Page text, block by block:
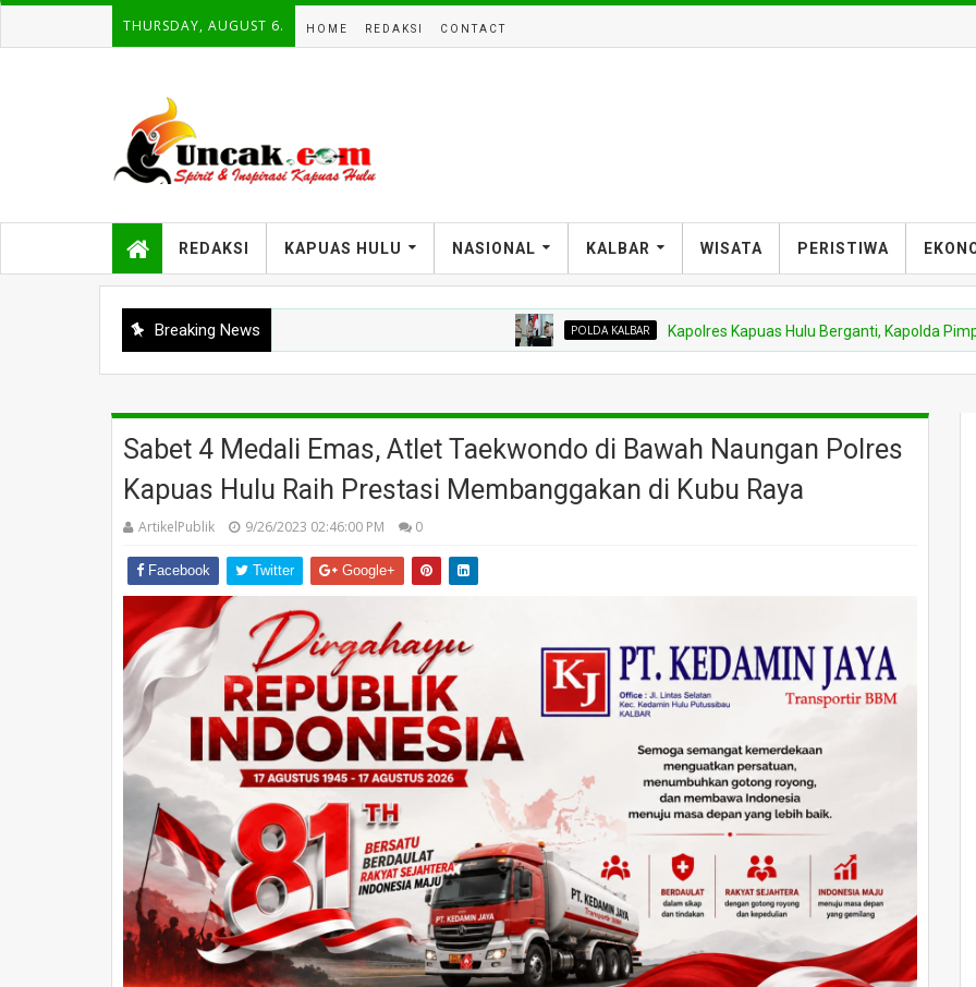
THURSDAY, AUGUST 6. HOME REDAKSI CONTACT
REDAKSI KAPUAS HULU NASIONAL KALBAR WISATA PERISTIWA
Breaking News POLDA KALBAR Kapolres Kapuas Hulu Berganti, Kapolda Pimpin
Sabet 4 Medali Emas, Atlet Taekwondo di Bawah Naungan Polres
Kapuas Hulu Raih Prestasi Membanggakan di Kubu Raya
ArtikelPublik 9/26/2023 02:46:00 PM 0
Facebook Twitter Google+